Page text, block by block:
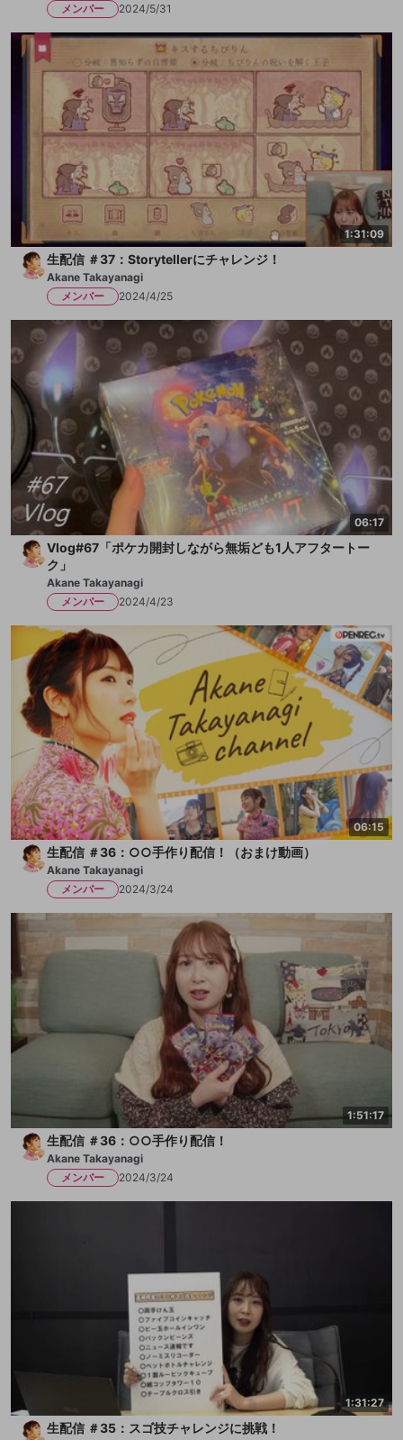
メンバー
2024/5/31
1:31:09
生配信 ＃37：Storytellerにチャレンジ！
Akane Takayanagi
メンバー
2024/4/25
06:17
Vlog#67「ポケカ開封しながら無垢ども1人アフタートー
ク」
Akane Takayanagi
メンバー
2024/4/23
06:15
生配信 ＃36：○○手作り配信！（おまけ動画）
Akane Takayanagi
メンバー
2024/3/24
1:51:17
生配信 ＃36：○○手作り配信！
Akane Takayanagi
メンバー
2024/3/24
1:31:27
生配信 ＃35：スゴ技チャレンジに挑戦！